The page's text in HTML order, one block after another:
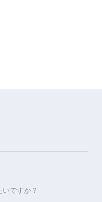
簡単か」
ですか？